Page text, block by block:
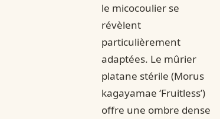
le micocoulier se
révèlent
particulièrement
adaptées. Le mûrier
platane stérile (Morus
kagayamae ‘Fruitless’)
offre une ombre dense